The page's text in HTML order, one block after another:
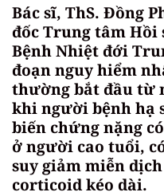
Bác sĩ, ThS. Đồng
đốc Trung tâm Hồi
Bệnh Nhiệt đới
đoạn nguy hiểm
thường bắt đầu từ
khi người bệnh hạ
biến chứng nặng
ở người cao tuổi,
suy giảm miễn
corticoid kéo dài.